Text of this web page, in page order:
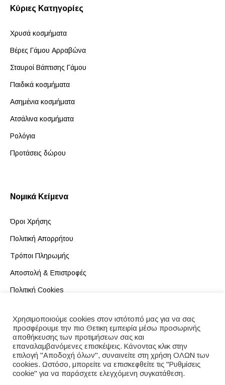
Κύριες Κατηγορίες
Χρυσά κοσμήματα
Βέρες Γάμου Αρραβώνα
Σταυροί Βάπτισης Γάμου
Παιδικά κοσμήματα
Ασημένια κοσμήματα
Ατσάλινα κοσμήματα
Ρολόγια
Προτάσεις δώρου
Νομικά Κείμενα
Όροι Χρήσης
Πολιτική Απορρήτου
Τρόποι Πληρωμής
Αποστολή & Επιστροφές
Πολιτική Cookies
Κατάστημα Καλάθι Ταμείο
Χρησιμοποιούμε cookies στον ιστότοπό μας για να σας
προσφέρουμε την πιο Θετικη εμπειρία μέσω προσωρινής
αποθήκευσης των προτιμήσεων σας και
επαναλαμβανόμενες επισκέψεις. Κάνοντας κλικ στην
επιλογή "Αποδοχή όλων", συναινείτε στη χρήση ΟΛΩΝ των
cookies. Ωστόσο, μπορείτε να επισκεφθείτε τις "Ρυθμίσεις
cookie" για να παράσχετε ελεγχόμενη συγκατάθεση.